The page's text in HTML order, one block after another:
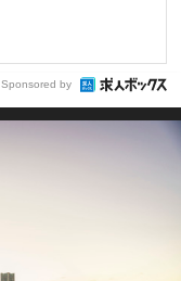
Sponsored by